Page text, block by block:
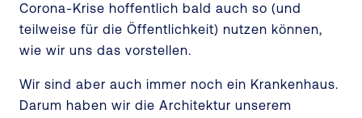
Corona-Krise hoffentlich bald auch so (und
teilweise für die Öffentlichkeit) nutzen können,
wie wir uns das vorstellen.
Wir sind aber auch immer noch ein Krankenhaus.
Darum haben wir die Architektur unserem